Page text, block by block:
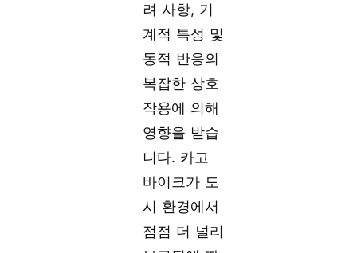
려 사항, 기
계적 특성 및
동적 반응의
복잡한 상호
작용에 의해
영향을 받습
니다. 카고
바이크가 도
시 환경에서
점점 더 널리